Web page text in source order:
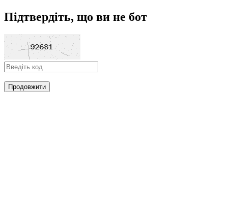
Підтвердіть, що ви не бот
Продовжити